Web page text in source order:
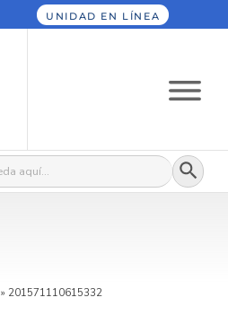
UNIDAD EN LÍNEA
Botón
» 201571110615332